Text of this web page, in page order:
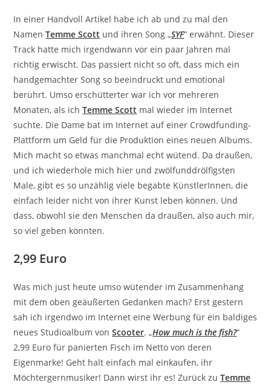
In einer Handvoll Artikel habe ich ab und zu mal den
NamenTemme Scott und ihren Song „SYF“ erwähnt. Dieser
Track hatte mich irgendwann vor ein paar Jahren mal
richtig erwischt. Das passiert nicht so oft, dass mich ein
handgemachter Song so beeindruckt und emotional
berührt. Umso erschütterter war ich vor mehreren
Monaten, als ichTemme Scott mal wieder im Internet
suchte. Die Dame bat im Internet auf einer Crowdfunding-
Plattform um Geld für die Produktion eines neuen Albums.
Mich macht so etwas manchmal echt wütend. Da draußen,
und ich wiederhole mich hier und zwölfunddrölfigsten
Male, gibt es so unzählig viele begabte KünstlerInnen, die
einfach leider nicht von ihrer Kunst leben können. Und
dass, obwohl sie den Menschen da draußen, also auch mir,
so viel geben könnten.
2,99 Euro
Was mich just heute umso wütender im Zusammenhang
mit dem oben geäußerten Gedanken mach? Erst gestern
sah ich irgendwo im Internet eine Werbung für ein baldiges
neues Studioalbum vonScooter. „How much is the fish?“
2,99 Euro für panierten Fisch im Netto von deren
Eigenmarke! Geht halt einfach mal einkaufen, ihr
Möchtergernmusiker! Dann wirst ihr es! Zurück zuTemme